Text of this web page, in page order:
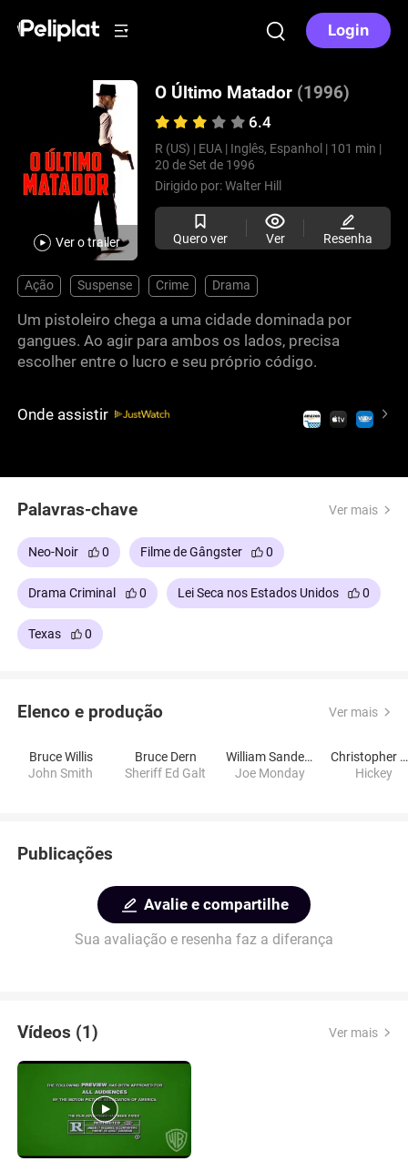
Login
Ver o trailer
O Último Matador (1996)
6.4
R (US) | EUA | Inglês, Espanhol | 101 min |
20 de Set de 1996
Dirigido por:Walter Hill
Quero ver Ver Resenha
Ação Suspense Crime Drama
Um pistoleiro chega a uma cidade dominada por
gangues. Ao agir para ambos os lados, precisa
escolher entre o lucro e seu próprio código.
Onde assistir
Palavras-chave Ver mais
Neo-Noir 0 Filme de Gângster 0
Drama Criminal 0 Lei Seca nos Estados Unidos 0
Texas 0
Elenco e produção Ver mais
Bruce Willis
John Smith
Bruce Dern
Sheriff Ed Galt
William Sanderson
Joe Monday
Christopher Walken
Hickey
Publicações
Avalie e compartilhe
Sua avaliação e resenha faz a diferança
Vídeos (1) Ver mais